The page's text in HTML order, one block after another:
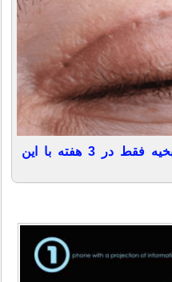
کاهش چشمگیر جای زخم و بخیه فقط در 3 هفته با این